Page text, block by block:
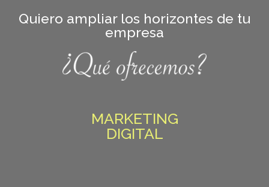
Quiero ampliar los horizontes de tu
empresa
MARKETING
DIGITAL